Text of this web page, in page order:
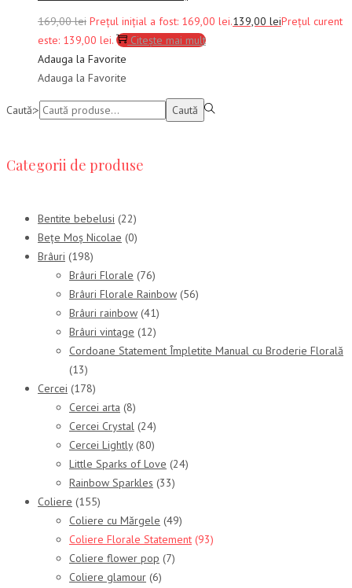
169,00lei Prețul inițial a fost: 169,00 lei.139,00 leiPrețul curent
este: 139,00 lei.
Citește mai mult
Adauga la Favorite
Adauga la Favorite
Caută:> Caută
Categorii de produse
Bentite bebelusi (22)
Bețe Moș Nicolae (0)
Brâuri (198)
Brâuri Florale (76)
Brâuri Florale Rainbow (56)
Brâuri rainbow (41)
Brâuri vintage (12)
Cordoane Statement Împletite Manual cu Broderie Florală
(13)
Cercei (178)
Cercei arta (8)
Cercei Crystal (24)
Cercei Lightly (80)
Little Sparks of Love (24)
Rainbow Sparkles (33)
Coliere (155)
Coliere cu Mărgele (49)
Coliere Florale Statement (93)
Coliere flower pop (7)
Coliere glamour (6)